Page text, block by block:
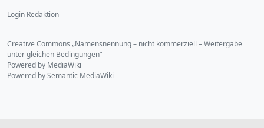
Login Redaktion
Creative Commons „Namensnennung – nicht kommerziell – Weitergabe
unter gleichen Bedingungen“
Powered by MediaWiki
Powered by Semantic MediaWiki